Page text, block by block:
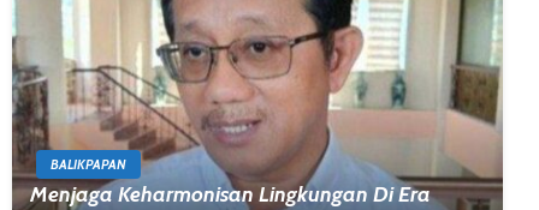
BALIKPAPAN
Menjaga Keharmonisan Lingkungan Di Era